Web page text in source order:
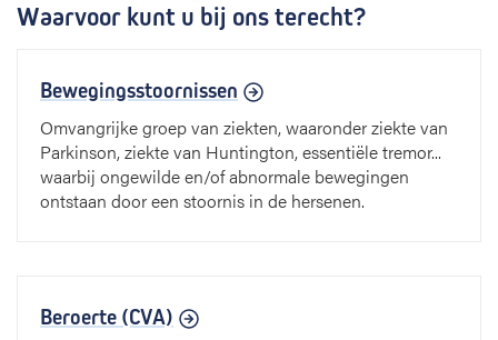
Waarvoor kunt u bij ons terecht?
Bewegingsstoornissen
Omvangrijke groep van ziekten, waaronder ziekte van
Parkinson, ziekte van Huntington, essentiële tremor...
waarbij ongewilde en/of abnormale bewegingen
ontstaan door een stoornis in de hersenen.
Beroerte (CVA)